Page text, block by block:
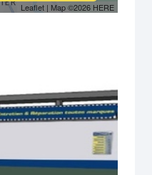
Leaflet | Map ©2026 HERE